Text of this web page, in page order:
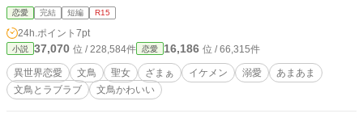
しての力が眠っている可能性があった。 その可能性のためにかろうじて生か
していたが、十四歳になっても聖女の力を確認できず。 ついに公爵家から追
放させる最終段階に入った。 それは交流会でルリナが大恥をかいて貴族界か
らもルリナは貴族として人としてダメ人間だと思わせること。 公爵の思惑通
りに進んだかのように見えたが、ルリナは交流会の途中で庭にある森の中へ逃げ
てから自体が変わる。 気絶していた白文鳥を発見。 ルリナが白文鳥を心配
していたところにニルワーム第三王子がやってきて……。
恋愛 完結 短編 R15
24h.ポイント 7pt
小説 37,070 位 / 228,584件 恋愛 16,186 位 / 66,315件
異世界恋愛 文鳥 聖女 ざまぁ イケメン 溺愛
あまあま
文鳥とラブラブ
文鳥かわいい